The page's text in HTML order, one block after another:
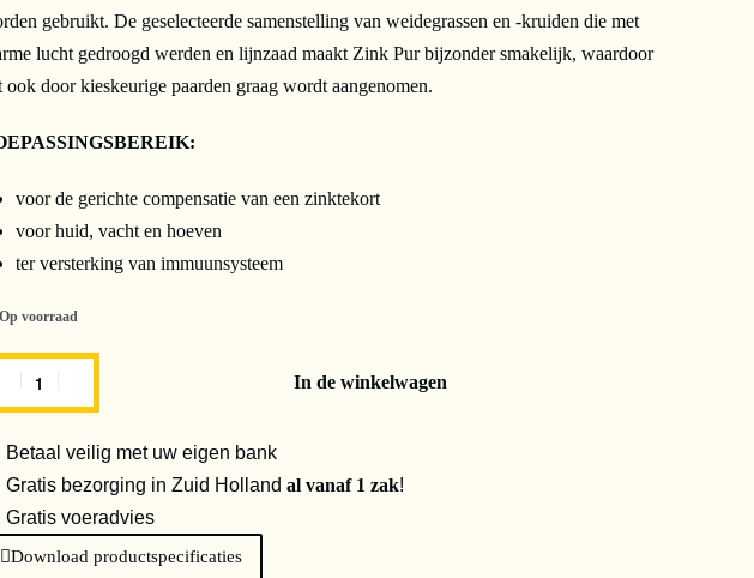
gebruikt. De geselecteerde samenstelling van weidegrassen en -kruiden die met
lucht gedroogd werden en lijnzaad maakt Zink Pur bijzonder smakelijk, waardoor
ook door kieskeurige paarden graag wordt aangenomen.
voor de gerichte compensatie van een zinktekort
voor huid, vacht en hoeven
ter versterking van immuunsysteem
Op voorraad
In de winkelwagen
Betaal veilig met uw eigen bank
Gratis bezorging in Zuid Hollandal vanaf 1 zak!
Gratis voeradvies
Download productspecificaties